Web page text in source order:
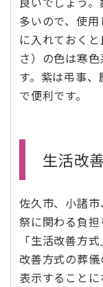
多いので、使
に入れておく
さ）の色は寒
す。紫は弔事
で便利です。
生活改
佐久市、小諸
祭に関わる負担
「生活改善方
改善方式の葬
表示することに